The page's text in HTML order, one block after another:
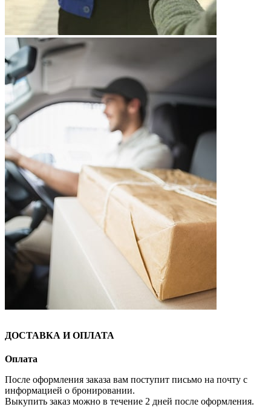
ДОСТАВКА И ОПЛАТА
Оплата
После оформления заказа вам поступит письмо на почту с
информацией о бронировании.
Выкупить заказ можно в течение 2 дней после оформления.